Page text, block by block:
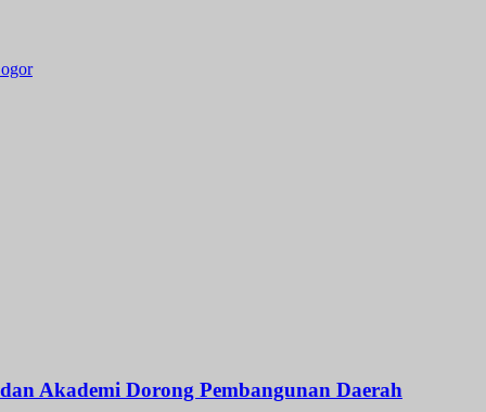
Akademi Dorong Pembangunan Daerah